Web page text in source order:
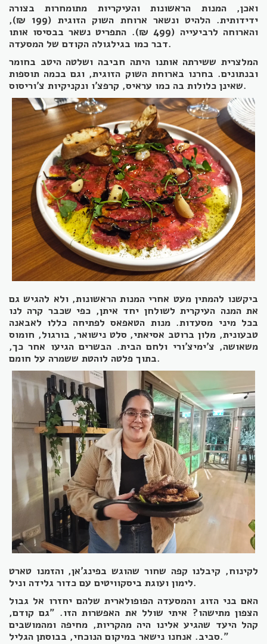
ואכן, המנות הראשונות והעיקריות מתומחרות בצורה
ידידותית. הלהיט ונשאר ארוחת השוק הזוגית (199 ₪),
והארוחה לרביעייה (499 ₪). התפריט נשאר בבסיסו אותו
דבר כמו בגילגולה הקודם של המסעדה.
המלצרית ששירתה אותנו היתה חביבה ושלטה היטב בחומר
ובנתונים. בחרנו בארוחת השוק הזוגית, וגם בכמה תוספות
שאינן כלולות בה כמו עראיס, קרפצ'ו ונקניקיות צ'וריסוס.
ביקשנו להמתין מעט אחרי המנות הראשונות, ולא להגיש גם
את המנה העיקרית לשולחן יחד איתן, כפי שכבר קרה לנו
בכל מיני מסעדות. מנות הטאפאס לפתיחה כללו לאבאנה
טבעונית, מלון ברוטב אסיאתי, סלט נישואר, בורגול, חומוס
משאושה, צ'ימיצ'ורי ולחם הבית. הבשרים הגיעו אחר כך,
בתוך פלטה לוהטת ששמרה על חומם.
לקינוח, קיבלנו קפה שחור שהוגש בפינג'אן, והזמנו טארט
לימון ועוגת ביסקוויטים עם כדור גלידה וניל.
האם בני הזוג והמסעדה הפופולארית שלהם יחזרו אל גבול
הצפון מתישהו? איתי שולל את האפשרות הזו. "גם קודם,
קהל היעד שהגיע אלינו היה מהקריות, מחיפה ומהמושבים
סביב. אנחנו נישאר במיקום הנוכחי, בבוסתן הגליל."